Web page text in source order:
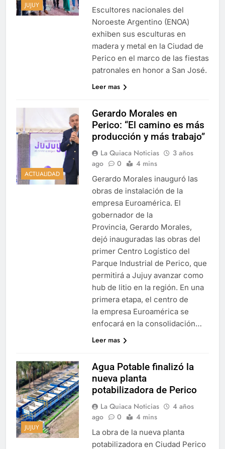
JUJUY
Escultores nacionales del
Noroeste Argentino (ENOA)
exhiben sus esculturas en
madera y metal en la Ciudad de
Perico en el marco de las fiestas
patronales en honor a San José.
Leer mas
ACTUALIDAD
Gerardo Morales en
Perico: “El camino es más
producción y más trabajo”
La Quiaca Noticias
3 años
ago
0 4 mins
Gerardo Morales inauguró las
obras de instalación de la
empresa Euroamérica. El
gobernador de la
Provincia, Gerardo Morales,
dejó inauguradas las obras del
primer Centro Logístico del
Parque Industrial de Perico, que
permitirá a Jujuy avanzar como
hub de litio en la región. En una
primera etapa, el centro de
la empresa Euroamérica se
enfocará en la consolidación…
Leer mas
JUJUY
Agua Potable finalizó la
nueva planta
potabilizadora de Perico
La Quiaca Noticias
4 años
ago
0 4 mins
La obra de la nueva planta
potabilizadora en Ciudad Perico